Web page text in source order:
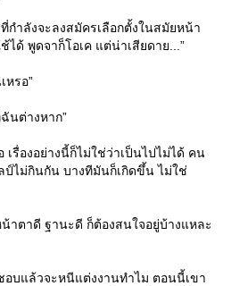
กำลังจะลงสมัครเลือกตั้งในสมัยหน้า
ด้ พูดจาก็โอเค แต่น่าเสียดาย...”
หรอ”
นต่างหาก”
รื่องอย่างนี้ก็ไม่ใช่ว่าเป็นไปไม่ได้ คน
ป์ไม่กินกัน บางทีมันก็เกิดขึ้น ไม่ใช่
าตาดี ฐานะดี ก็ต้องสนใจอยู่บ้างแหละ
อบแล้วจะหนีแต่งงานทำไม ตอนนี้เขา